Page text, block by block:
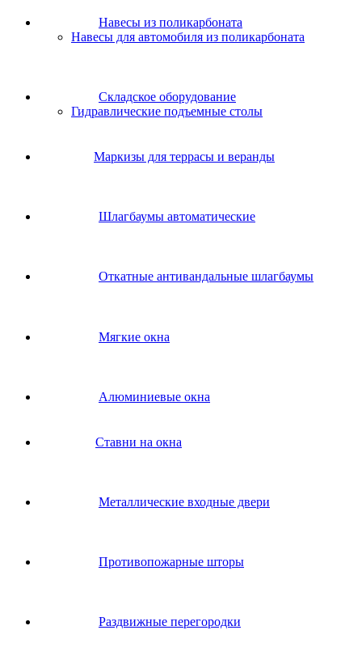
Навесы из поликарбоната
Навесы для автомобиля из поликарбоната
Складское оборудование
Гидравлические подъемные столы
Маркизы для террасы и веранды
Шлагбаумы автоматические
Откатные антивандальные шлагбаумы
Мягкие окна
Алюминиевые окна
Ставни на окна
Металлические входные двери
Противопожарные шторы
Раздвижные перегородки